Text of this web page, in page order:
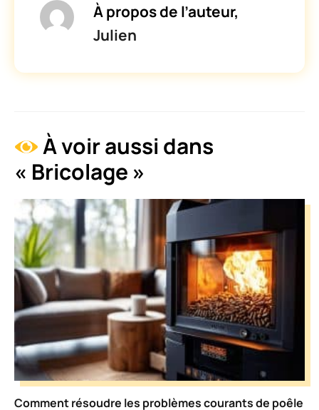
À propos de l’auteur,
Julien
À voir aussi dans
« Bricolage »
Comment résoudre les problèmes courants de poêle